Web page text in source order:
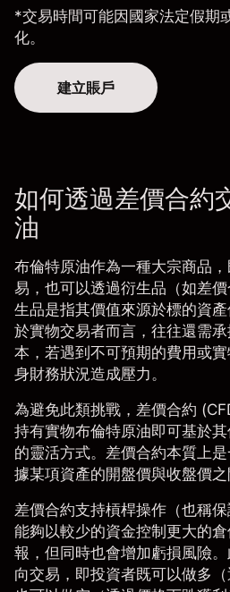
*交易時間可能因國家法定假期
化。
建立賬戶
如何透過差價合約
油
布倫特原油作為一種大宗商品
易，也可以透過衍生品（如差
生品是指其價值來源於標的資
於實物交易者而言，往往還需
本，若遇到不可預期的費用或
身財務狀況造成壓力。
為避免此類挑戰， 差價合約
持有實物布倫特原油即可基於
的靈活方式。差價合約本質上
據某項資產的開盤價與收盤價之
差價合約支持槓桿操作（也稱
能夠以較少的資金控制更大的
報，但同時也會增加虧損風險
向交易，即投資者既可以做多